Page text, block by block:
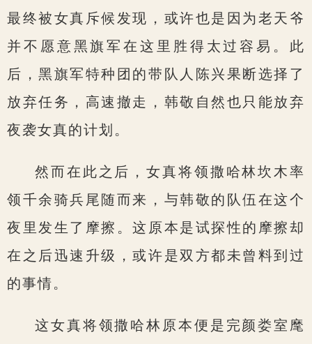
最终被女真斥候发现，或许也是因为老天爷
并不愿意黑旗军在这里胜得太过容易。此
后，黑旗军特种团的带队人陈兴果断选择了
放弃任务，高速撤走，韩敬自然也只能放弃
夜袭女真的计划。
然而在此之后，女真将领撒哈林坎木率
领千余骑兵尾随而来，与韩敬的队伍在这个
夜里发生了摩擦。这原本是试探性的摩擦却
在之后迅速升级，或许是双方都未曾料到过
的事情。
这女真将领撒哈林原本便是完颜娄室麾